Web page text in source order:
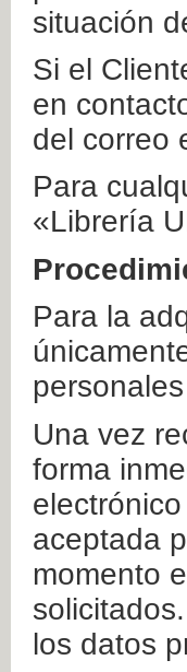
situación
Si el
en
del correo
Para
«Librería
Para la
Una vez
forma
aceptada
momento
los datos